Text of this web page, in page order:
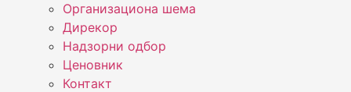
Организациона шема
Дирекор
Надзорни одбор
Ценовник
Контакт